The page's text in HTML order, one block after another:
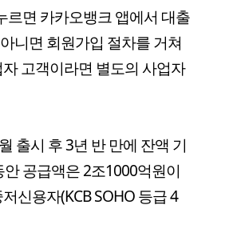
르면 카카오뱅크 앱에서 대출
니면 회원가입 절차를 거쳐
고객이라면 별도의 사업자
출시 후 3년 반 만에 잔액 기
공급액은 2조1000억원이
신용자(KCB SOHO 등급 4